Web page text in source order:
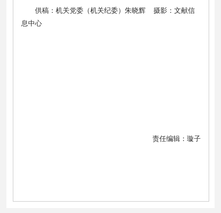
供稿：机关党委（机关纪委）朱晓辉 摄影：文献信
息中心
责任编辑：璇子